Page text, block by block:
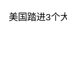
美国踏进3个